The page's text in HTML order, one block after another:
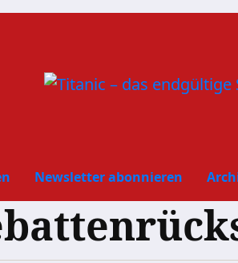
Newsletter abonnieren